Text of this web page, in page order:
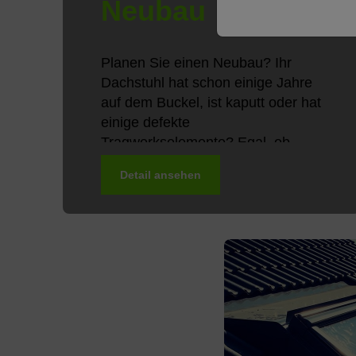
Neubau
Planen Sie einen Neubau? Ihr
Dachstuhl hat schon einige Jahre
auf dem Buckel, ist kaputt oder hat
einige defekte
Tragwerkselemente? Egal, ob
Sanierung, wir sind...
Detail ansehen